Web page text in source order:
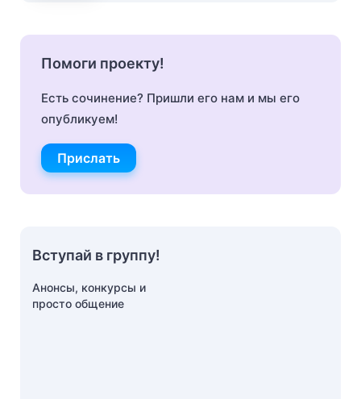
Помоги проекту!
Есть сочинение? Пришли его нам и мы его
опубликуем!
Прислать
Вступай в группу!
Анонсы, конкурсы и
просто общение